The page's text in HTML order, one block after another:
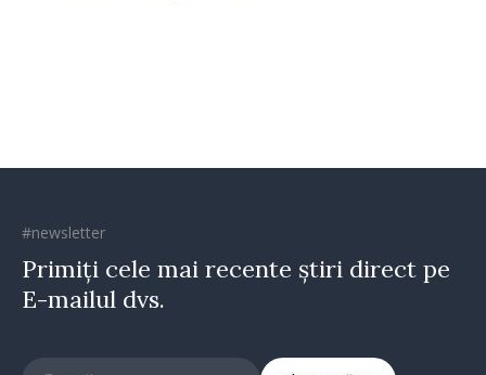
#newsletter
Primiți cele mai recente știri direct pe
E-mailul dvs.